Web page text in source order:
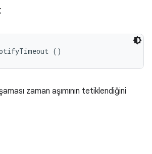
()
zaman aşımının tetiklendiğini